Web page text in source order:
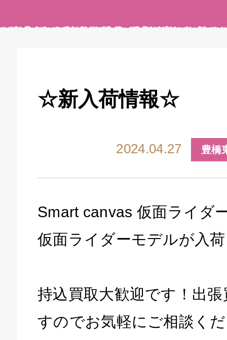
☆新入荷情報☆
2024.04.27 豊橋
Smart canvas 仮面ライダ
仮面ライダーモデルが入
持込買取大歓迎です！出
すのでお気軽にご相談く